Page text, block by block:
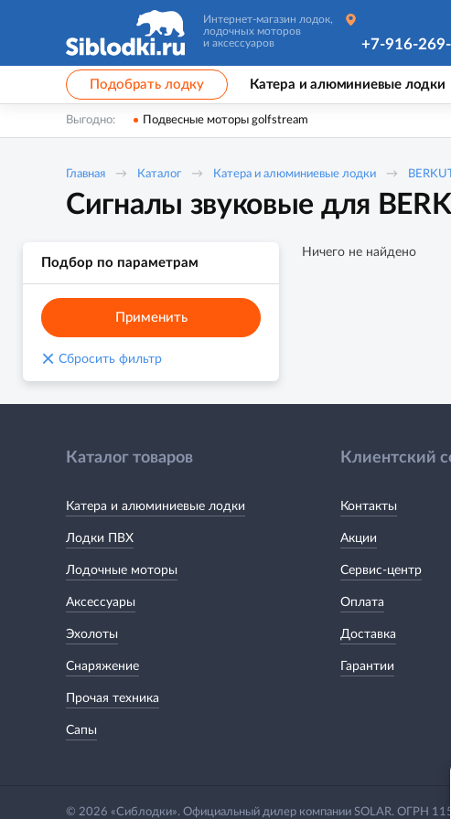
Интернет-магазин лодок,
лодочных моторов
и аксессуаров
+7-916-
Подобрать лодку Катера и алюминиевые лодки
Выгодно: Подвесные моторы golfstream
Главная Каталог Катера и алюминиевые лодки
Сигналы звуковые для
Подбор по параметрам
Применить
× Сбросить фильтр
Ничего не найдено
Каталог товаров
Катера и алюминиевые лодки
Лодки ПВХ
Лодочные моторы
Аксессуары
Эхолоты
Снаряжение
Прочая техника
Сапы
Клиентский
Контакты
Акции
Сервис-центр
Оплата
Доставка
Гарантии
© 2026 «Сиблодки». Официальный дилер компании SOLAR. ОГРН